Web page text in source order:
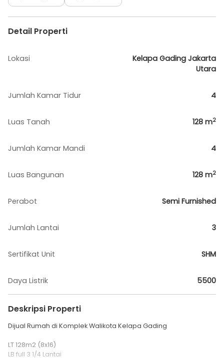
Detail Properti
Lokasi
Kelapa Gading Jakarta
Utara
Jumlah Kamar Tidur 4
Luas Tanah 128 m2
Jumlah Kamar Mandi 4
Luas Bangunan 128 m2
Perabot Semi Furnished
Jumlah Lantai 3
Sertifikat Unit SHM
Daya Listrik 5500
Deskripsi Properti
Dijual Rumah di Komplek Walikota Kelapa Gading
LT 128m2 (8x16)
LB full 3 1/4 Lantai